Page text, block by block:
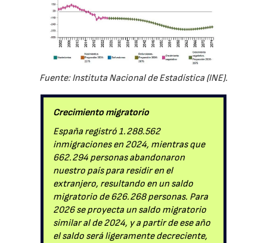
Fuente: Instituta Nacional de Estadística (INE).
Crecimiento migratorio
España registró 1.288.562
inmigraciones en 2024, mientras que
662.294 personas abandonaron
nuestro país para residir en el
extranjero, resultando en un saldo
migratorio de 626.268 personas. Para
2026 se proyecta un saldo migratorio
similar al de 2024, y a partir de ese año
el saldo será ligeramente decreciente,